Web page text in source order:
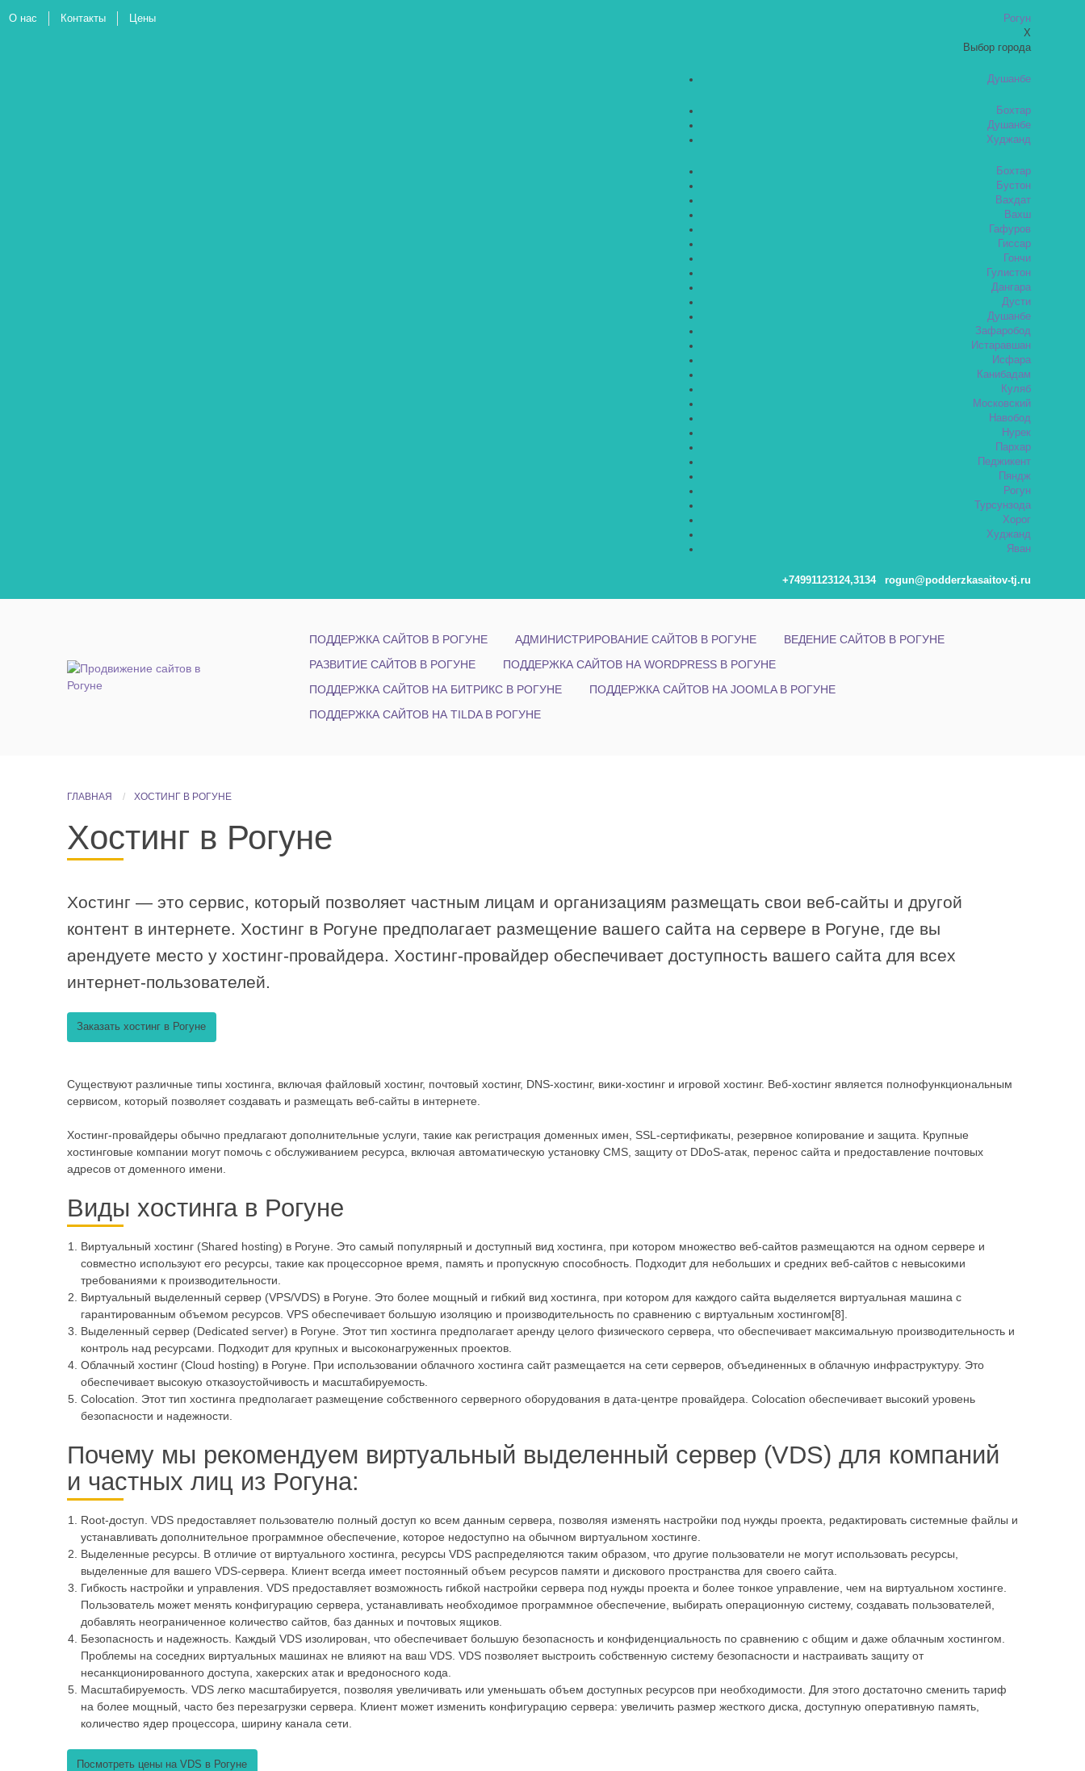
Рогун
X
Выбор города
Душанбе
Бохтар
Душанбе
Худжанд
Бохтар
Бустон
Вахдат
Вахш
Гафуров
Гиссар
Гончи
Гулистон
Дангара
Дусти
Душанбе
Зафаробод
Истаравшан
Исфара
Канибадам
Куляб
Московский
Навобод
Нурек
Пархар
Педжикент
Пяндж
Рогун
Турсунзода
Хорог
Худжанд
Яван
+74991123124,3134 rogun@podderzkasaitov-tj.ru
О нас Контакты Цены
ПОДДЕРЖКА САЙТОВ В РОГУНЕ АДМИНИСТРИРОВАНИЕ САЙТОВ В РОГУНЕ
ВЕДЕНИЕ САЙТОВ В РОГУНЕ
РАЗВИТИЕ САЙТОВ В РОГУНЕ
ПОДДЕРЖКА САЙТОВ НА WORDPRESS В РОГУНЕ
ПОДДЕРЖКА САЙТОВ НА БИТРИКС В РОГУНЕ
ПОДДЕРЖКА САЙТОВ НА JOOMLA В РОГУНЕ
ПОДДЕРЖКА САЙТОВ НА TILDA В РОГУНЕ
ГЛАВНАЯ ХОСТИНГ В РОГУНЕ
Хостинг в Рогуне
Хостинг — это сервис, который позволяет частным лицам и организациям размещать свои веб-сайты и другой
контент в интернете. Хостинг в Рогуне предполагает размещение вашего сайта на сервере в Рогуне, где вы
арендуете место у хостинг-провайдера. Хостинг-провайдер обеспечивает доступность вашего сайта для всех
интернет-пользователей.
Заказать хостинг в Рогуне
Существуют различные типы хостинга, включая файловый хостинг, почтовый хостинг, DNS-хостинг, вики-хостинг и игровой хостинг. Веб-хостинг является полнофункциональным
сервисом, который позволяет создавать и размещать веб-сайты в интернете.
Хостинг-провайдеры обычно предлагают дополнительные услуги, такие как регистрация доменных имен, SSL-сертификаты, резервное копирование и защита. Крупные
хостинговые компании могут помочь с обслуживанием ресурса, включая автоматическую установку CMS, защиту от DDoS-атак, перенос сайта и предоставление почтовых
адресов от доменного имени.
Виды хостинга в Рогуне
Виртуальный хостинг (Shared hosting) в Рогуне. Это самый популярный и доступный вид хостинга, при котором множество веб-сайтов размещаются на одном сервере и
совместно используют его ресурсы, такие как процессорное время, память и пропускную способность. Подходит для небольших и средних веб-сайтов с невысокими
требованиями к производительности.
Виртуальный выделенный сервер (VPS/VDS) в Рогуне. Это более мощный и гибкий вид хостинга, при котором для каждого сайта выделяется виртуальная машина с
гарантированным объемом ресурсов. VPS обеспечивает большую изоляцию и производительность по сравнению с виртуальным хостингом[8].
Выделенный сервер (Dedicated server) в Рогуне. Этот тип хостинга предполагает аренду целого физического сервера, что обеспечивает максимальную производительность и
контроль над ресурсами. Подходит для крупных и высоконагруженных проектов.
Облачный хостинг (Cloud hosting) в Рогуне. При использовании облачного хостинга сайт размещается на сети серверов, объединенных в облачную инфраструктуру. Это
обеспечивает высокую отказоустойчивость и масштабируемость.
Colocation. Этот тип хостинга предполагает размещение собственного серверного оборудования в дата-центре провайдера. Colocation обеспечивает высокий уровень
безопасности и надежности.
Почему мы рекомендуем виртуальный выделенный сервер (VDS) для компаний
и частных лиц из Рогуна:
Root-доступ. VDS предоставляет пользователю полный доступ ко всем данным сервера, позволяя изменять настройки под нужды проекта, редактировать системные файлы и
устанавливать дополнительное программное обеспечение, которое недоступно на обычном виртуальном хостинге.
Выделенные ресурсы. В отличие от виртуального хостинга, ресурсы VDS распределяются таким образом, что другие пользователи не могут использовать ресурсы,
выделенные для вашего VDS-сервера. Клиент всегда имеет постоянный объем ресурсов памяти и дискового пространства для своего сайта.
Гибкость настройки и управления. VDS предоставляет возможность гибкой настройки сервера под нужды проекта и более тонкое управление, чем на виртуальном хостинге.
Пользователь может менять конфигурацию сервера, устанавливать необходимое программное обеспечение, выбирать операционную систему, создавать пользователей,
добавлять неограниченное количество сайтов, баз данных и почтовых ящиков.
Безопасность и надежность. Каждый VDS изолирован, что обеспечивает большую безопасность и конфиденциальность по сравнению с общим и даже облачным хостингом.
Проблемы на соседних виртуальных машинах не влияют на ваш VDS. VDS позволяет выстроить собственную систему безопасности и настраивать защиту от
несанкционированного доступа, хакерских атак и вредоносного кода.
Масштабируемость. VDS легко масштабируется, позволяя увеличивать или уменьшать объем доступных ресурсов при необходимости. Для этого достаточно сменить тариф
на более мощный, часто без перезагрузки сервера. Клиент может изменить конфигурацию сервера: увеличить размер жесткого диска, доступную оперативную память,
количество ядер процессора, ширину канала сети.
Посмотреть цены на VDS в Рогуне